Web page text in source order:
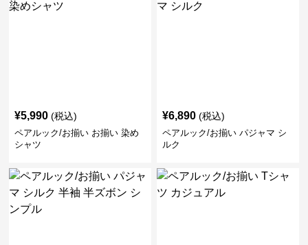
¥5,990 (税込)
ペアルック/お揃い お揃い 染め
シャツ
¥6,890 (税込)
ペアルック/お揃い パジャマ シ
ルク